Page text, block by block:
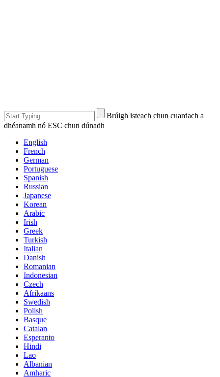
Brúigh isteach chun cuardach a
dhéanamh nó ESC chun dúnadh
English
French
German
Portuguese
Spanish
Russian
Japanese
Korean
Arabic
Irish
Greek
Turkish
Italian
Danish
Romanian
Indonesian
Czech
Afrikaans
Swedish
Polish
Basque
Catalan
Esperanto
Hindi
Lao
Albanian
Amharic